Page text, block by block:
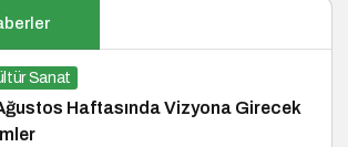
Sanat
Haftasında Vizyona Girecek